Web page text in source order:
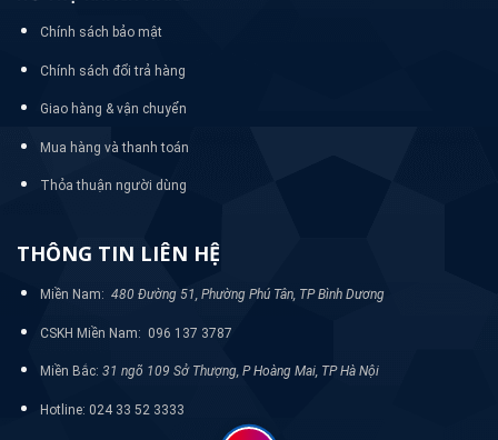
Chính sách bảo mật
Chính sách đổi trả hàng
Giao hàng & vận chuyển
Mua hàng và thanh toán
Thỏa thuận người dùng
THÔNG TIN LIÊN HỆ
Miền Nam: 480 Đường 51, Phường Phú Tân, TP Bình Dương
CSKH Miền Nam: 096 137 3787
Miền Bắc: 31 ngõ 109 Sở Thượng, P Hoàng Mai, TP Hà Nội
Hotline: 024 33 52 3333